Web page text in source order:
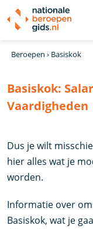
Beroepen › Basiskok
Basiskok:
Vaardigheden
Dus je wilt
hier alles wat je
worden.
Informatie over
Basiskok, wat je